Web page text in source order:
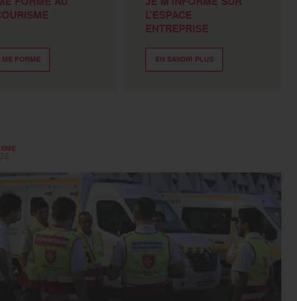
FORME
L'ESPACE
ENTREPRISE
EN SAVOIR PLUS